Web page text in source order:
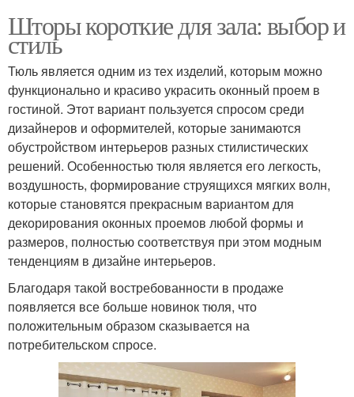
Шторы короткие для зала: выбор и
стиль
Тюль является одним из тех изделий, которым можно
функционально и красиво украсить оконный проем в
гостиной. Этот вариант пользуется спросом среди
дизайнеров и оформителей, которые занимаются
обустройством интерьеров разных стилистических
решений. Особенностью тюля является его легкость,
воздушность, формирование струящихся мягких волн,
которые становятся прекрасным вариантом для
декорирования оконных проемов любой формы и
размеров, полностью соответствуя при этом модным
тенденциям в дизайне интерьеров.
Благодаря такой востребованности в продаже
появляется все больше новинок тюля, что
положительным образом сказывается на
потребительском спросе.